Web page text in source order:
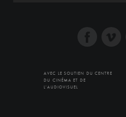
AVEC LE SOUTIEN DU CENTRE
DU CINÉMA ET DE
L'AUDIOVISUEL